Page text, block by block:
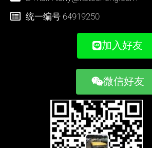
统一编号 64919250
加入好友
微信好友